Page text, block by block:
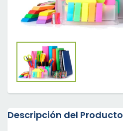
Descripción del Producto